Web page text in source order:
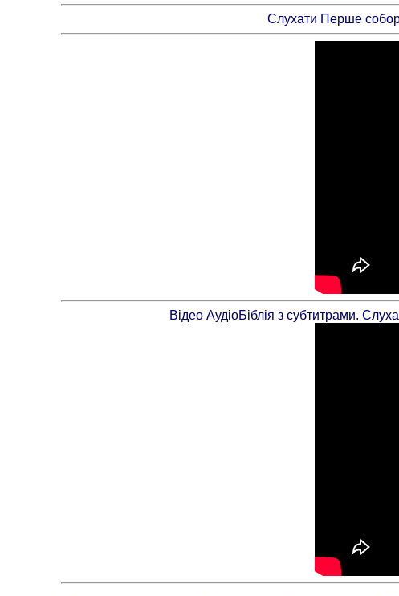
Слухати Перше
Відео АудіоБіблія з субтитрами.